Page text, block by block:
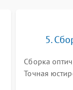
5.
Сборка
Точная